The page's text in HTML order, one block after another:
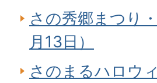
さの秀郷まつり
月13日）
さのまるハロウ